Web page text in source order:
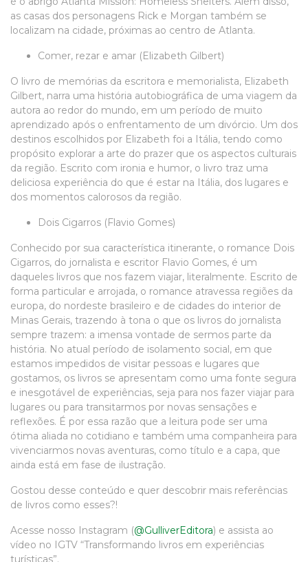
as casas dos personagens Rick e Morgan também se
localizam na cidade, próximas ao centro de Atlanta.
Comer, rezar e amar (Elizabeth Gilbert)
O livro de memórias da escritora e memorialista, Elizabeth
Gilbert, narra uma história autobiográfica de uma viagem da
autora ao redor do mundo, em um período de muito
aprendizado após o enfrentamento de um divórcio. Um dos
destinos escolhidos por Elizabeth foi a Itália, tendo como
propósito explorar a arte do prazer que os aspectos culturais
da região. Escrito com ironia e humor, o livro traz uma
deliciosa experiência do que é estar na Itália, dos lugares e
dos momentos calorosos da região.
Dois Cigarros (Flavio Gomes)
Conhecido por sua característica itinerante, o romance Dois
Cigarros, do jornalista e escritor Flavio Gomes, é um
daqueles livros que nos fazem viajar, literalmente. Escrito de
forma particular e arrojada, o romance atravessa regiões da
europa, do nordeste brasileiro e de cidades do interior de
Minas Gerais, trazendo à tona o que os livros do jornalista
sempre trazem: a imensa vontade de sermos parte da
história. No atual período de isolamento social, em que
estamos impedidos de visitar pessoas e lugares que
gostamos, os livros se apresentam como uma fonte segura
e inesgotável de experiências, seja para nos fazer viajar para
lugares ou para transitarmos por novas sensações e
reflexões. É por essa razão que a leitura pode ser uma
ótima aliada no cotidiano e também uma companheira para
vivenciarmos novas aventuras, como título e a capa, que
ainda está em fase de ilustração.
Gostou desse conteúdo e quer descobrir mais referências
de livros como esses?!
Acesse nosso Instagram (@GulliverEditora) e assista ao
vídeo no IGTV “Transformando livros em experiências
turísticas”.